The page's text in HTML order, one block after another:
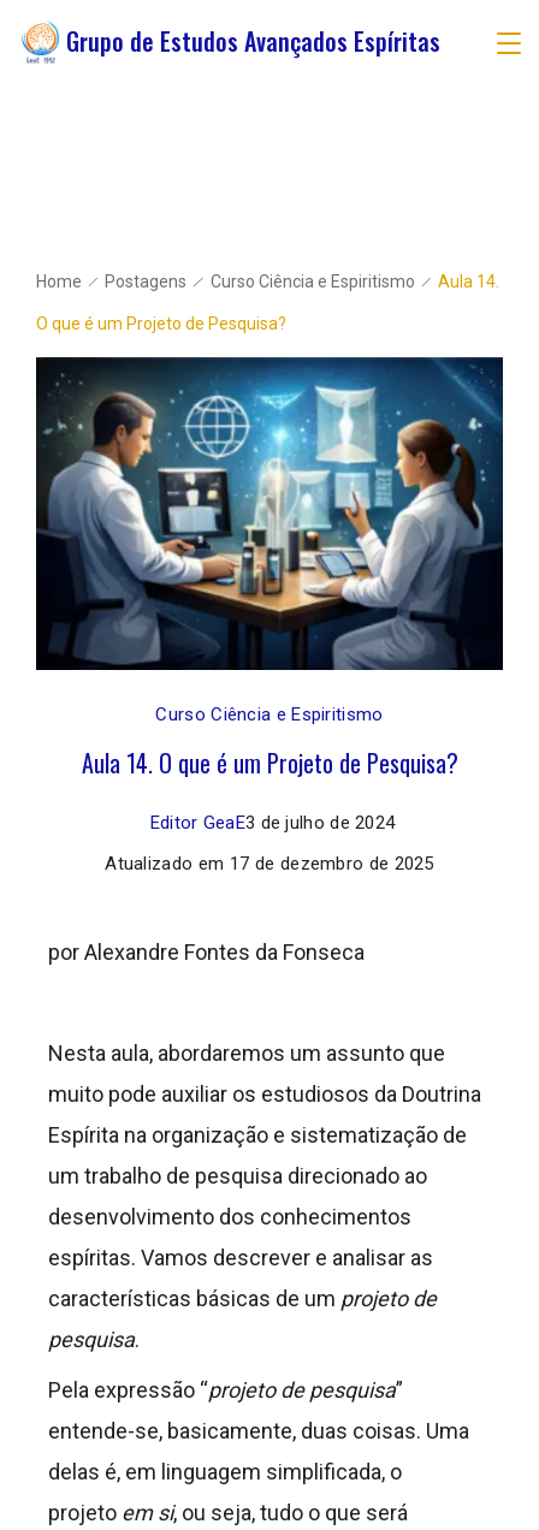
Grupo de Estudos Avançados Espíritas
Home Postagens Curso Ciência e Espiritismo Aula 14.
O que é um Projeto de Pesquisa?
Curso Ciência e Espiritismo
Aula 14. O que é um Projeto de Pesquisa?
Editor GeaE3 de julho de 2024
Atualizado em 17 de dezembro de 2025
por Alexandre Fontes da Fonseca
Nesta aula, abordaremos um assunto que
muito pode auxiliar os estudiosos da Doutrina
Espírita na organização e sistematização de
um trabalho de pesquisa direcionado ao
desenvolvimento dos conhecimentos
espíritas. Vamos descrever e analisar as
características básicas de um projeto de
pesquisa.
Pela expressão “projeto de pesquisa”
entende-se, basicamente, duas coisas. Uma
delas é, em linguagem simplificada, o
projeto em si, ou seja, tudo o que será